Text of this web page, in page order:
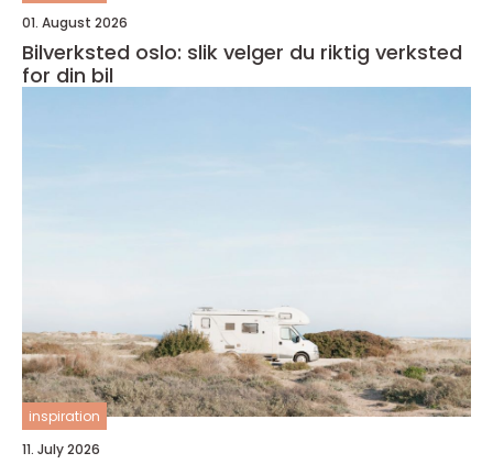
01. August 2026
Bilverksted oslo: slik velger du riktig verksted
for din bil
inspiration
11. July 2026